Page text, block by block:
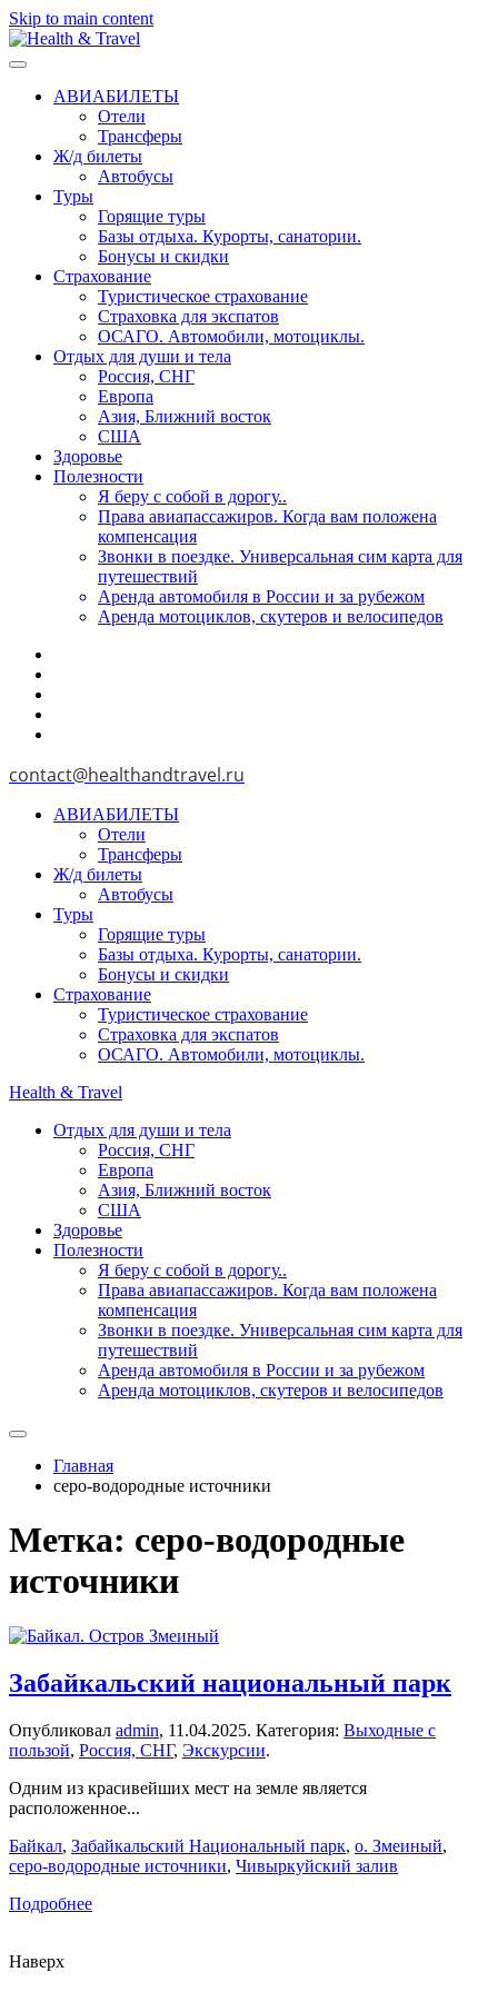
Skip to main content
АВИАБИЛЕТЫ
Отели
Трансферы
Ж/д билеты
Автобусы
Туры
Горящие туры
Базы отдыха. Курорты, санатории.
Бонусы и скидки
Страхование
Туристическое страхование
Страховка для экспатов
ОСАГО. Автомобили, мотоциклы.
Отдых для души и тела
Россия, СНГ
Европа
Азия, Ближний восток
США
Здоровье
Полезности
Я беру с собой в дорогу..
Права авиапассажиров. Когда вам положена
компенсация
Звонки в поездке. Универсальная сим карта для
путешествий
Аренда автомобиля в России и за рубежом
Аренда мотоциклов, скутеров и велосипедов
contact@healthandtravel.ru
АВИАБИЛЕТЫ
Отели
Трансферы
Ж/д билеты
Автобусы
Туры
Горящие туры
Базы отдыха. Курорты, санатории.
Бонусы и скидки
Страхование
Туристическое страхование
Страховка для экспатов
ОСАГО. Автомобили, мотоциклы.
Health & Travel
Отдых для души и тела
Россия, СНГ
Европа
Азия, Ближний восток
США
Здоровье
Полезности
Я беру с собой в дорогу..
Права авиапассажиров. Когда вам положена
компенсация
Звонки в поездке. Универсальная сим карта для
путешествий
Аренда автомобиля в России и за рубежом
Аренда мотоциклов, скутеров и велосипедов
Главная
серо-водородные источники
Метка: серо-водородные
источники
Забайкальский национальный парк
Опубликовал admin, 11.04.2025. Категория: Выходные с
пользой, Россия, СНГ, Экскурсии.
Одним из красивейших мест на земле является
расположенное...
Байкал, Забайкальский Национальный парк, о. Змеиный,
серо-водородные источники, Чивыркуйский залив
Подробнее
Наверх